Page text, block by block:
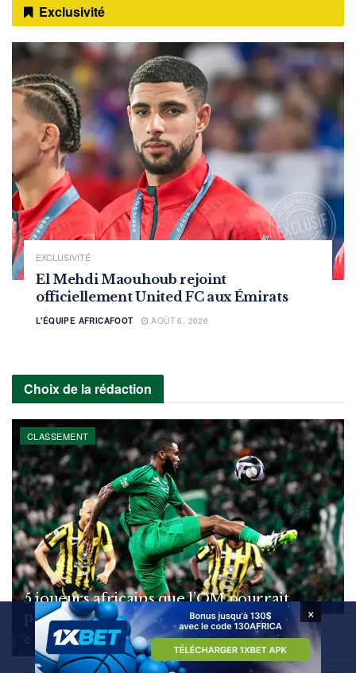
Exclusivité
EXCLUSIVITÉ
El Mehdi Maouhoub rejoint
officiellement United FC aux Émirats
L'ÉQUIPE AFRICAFOOT AOÛT 6, 2026
Choix de la rédaction
CLASSEMENT
5 joueurs africains que l’OM pourrait
prendre pour 10 M€
AOÛT 5, 2026
×